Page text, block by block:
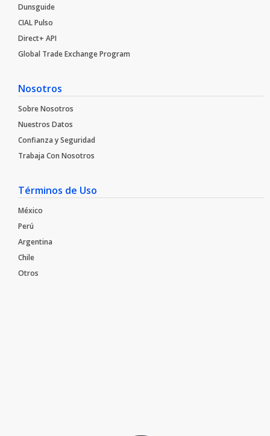
Dunsguide
CIAL Pulso
Direct+ API
Global Trade Exchange Program
Nosotros
Sobre Nosotros
Nuestros Datos
Confianza y Seguridad
Trabaja Con Nosotros​
Términos de Uso
México
Perú
Argentina
Chile
Otros